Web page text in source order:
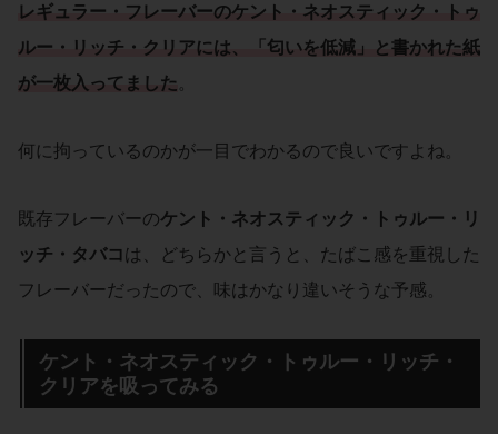
レギュラー・フレーバーのケント・ネオスティック・トゥ
ルー・リッチ・クリアには、「 匂いを低減 」と書かれた紙
が一枚入ってました
何に拘っているのかが一目でわかるので良いですよね。
既存フレーバーのケント・ネオスティック・トゥルー・リ
ッチ・タバコ は、どちらかと言うと、たばこ感を重視した
フレーバーだったので、味はかなり違いそうな予感。
ケント・ネオスティック・トゥルー・リッチ・
クリアを吸ってみる